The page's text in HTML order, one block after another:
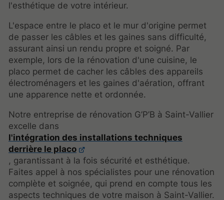
l'esthétique de votre intérieur.
L'espace entre le placo et le mur d'origine permet
de passer les câbles et les gaines sans difficulté,
assurant ainsi un rendu propre et soigné. Par
exemple, lors de la rénovation d'une cuisine, le
placo permet de cacher les câbles des appareils
électroménagers et les gaines d'aération, offrant
une apparence nette et ordonnée.
Notre entreprise de rénovation G’P’B à Saint-Vallier
excelle dans
l'intégration des installations techniques
derrière le placo
, garantissant à la fois sécurité et esthétique.
Faites appel à nos spécialistes pour une rénovation
complète et soignée, qui prend en compte tous les
aspects techniques de votre maison à Saint-Vallier.